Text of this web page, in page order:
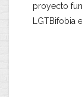
proyecto
LGTBifobia